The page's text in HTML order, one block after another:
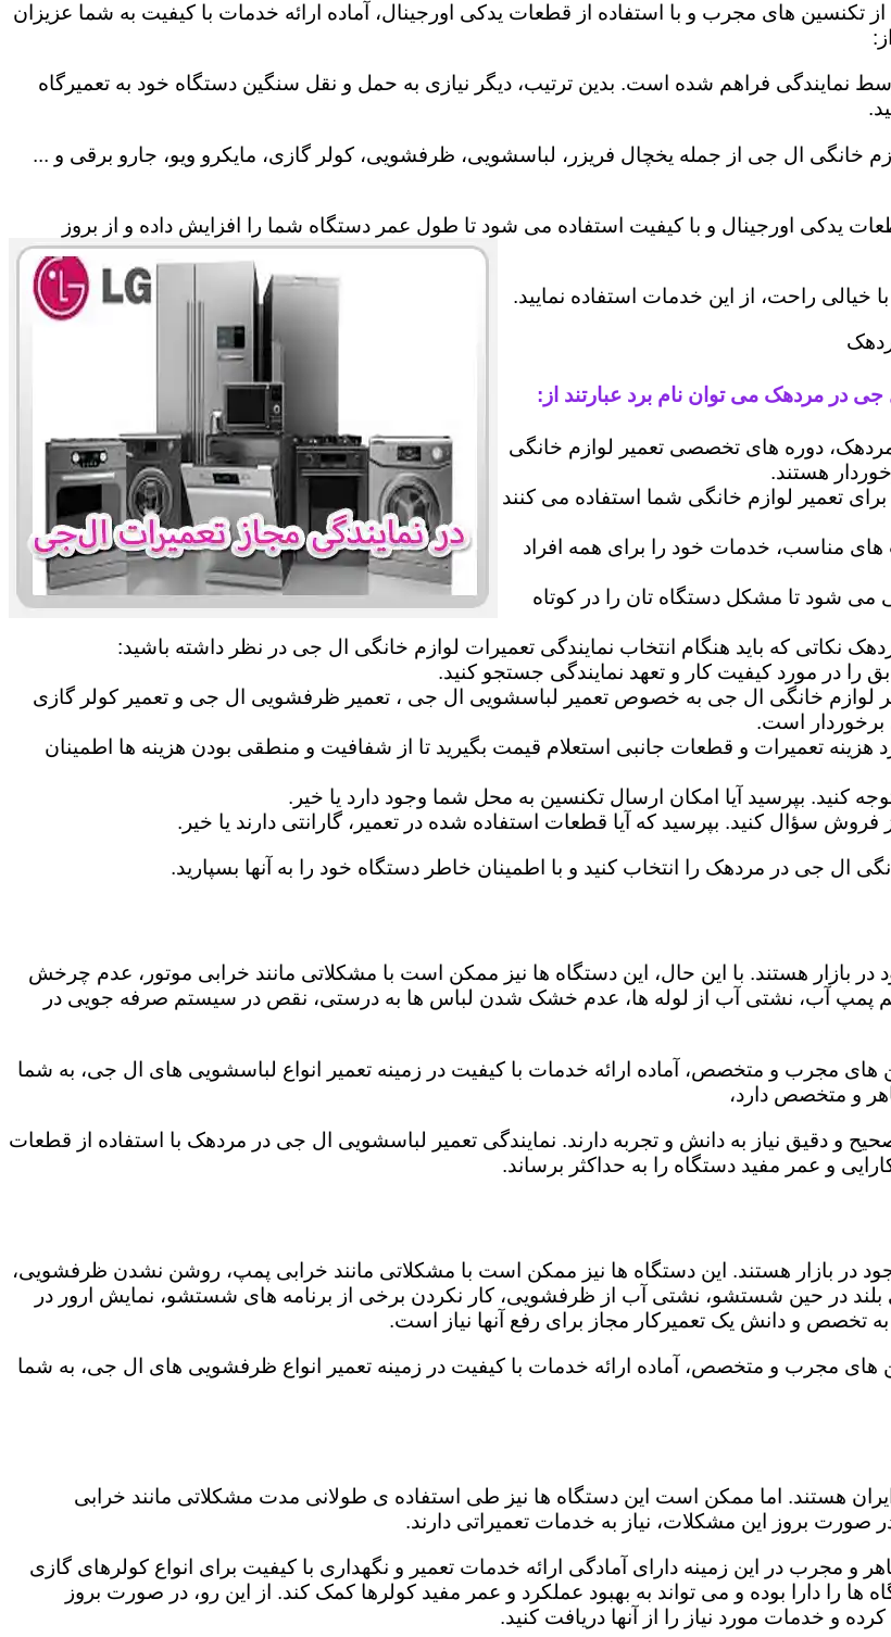
تکنسین های مجرب و با استفاده از قطعات یدکی اورجینال، آماده ارائه خدمات با کیفیت به شما عزیزان
نمایندگی فراهم شده است. بدین ترتیب، دیگر نیازی به حمل و نقل سنگین دستگاه خود به تعمیرگاه
خانگی ال جی از جمله یخچال فریزر، لباسشویی، ظرفشویی، کولر گازی، مایکرو ویو، جارو برقی و ...
یدکی اورجینال و با کیفیت استفاده می شود تا طول عمر دستگاه شما را افزایش داده و از بروز
راحت، از این خدمات استفاده نمایید.
در مردهک می توان نام برد عبارتند از:
دوره های تخصصی تعمیر لوازم خانگی
هستند.
برای تعمیر لوازم خانگی شما استفاده می کنند
های مناسب، خدمات خود را برای همه افراد
شود تا مشکل دستگاه تان را در کوتاه
نکاتی که باید هنگام انتخاب نمایندگی تعمیرات لوازم خانگی ال جی در نظر داشته باشید:
را در مورد کیفیت کار و تعهد نمایندگی جستجو کنید.
لوازم خانگی ال جی به خصوص تعمیر لباسشویی ال جی ، تعمیر ظرفشویی ال جی و تعمیر کولر گازی
است.
هزینه تعمیرات و قطعات جانبی استعلام قیمت بگیرید تا از شفافیت و منطقی بودن هزینه ها اطمینان
بپرسید آیا امکان ارسال تکنسین به محل شما وجود دارد یا خیر.
سؤال کنید. بپرسید که آیا قطعات استفاده شده در تعمیر، گارانتی دارند یا خیر.
ال جی در مردهک را انتخاب کنید و با اطمینان خاطر دستگاه خود را به آنها بسپارید.
بازار هستند. با این حال، این دستگاه ها نیز ممکن است با مشکلاتی مانند خرابی موتور، عدم چرخش
پمپ آب، نشتی آب از لوله ها، عدم خشک شدن لباس ها به درستی، نقص در سیستم صرفه جویی در
مجرب و متخصص، آماده ارائه خدمات با کیفیت در زمینه تعمیر انواع لباسشویی های ال جی، به شما
و متخصص دارد،
و دقیق نیاز به دانش و تجربه دارند. نمایندگی تعمیر لباسشویی ال جی در مردهک با استفاده از قطعات
و عمر مفید دستگاه را به حداکثر برساند.
بازار هستند. این دستگاه ها نیز ممکن است با مشکلاتی مانند خرابی پمپ، روشن نشدن ظرفشویی،
در حین شستشو، نشتی آب از ظرفشویی، کار نکردن برخی از برنامه های شستشو، نمایش ارور در
و دانش یک تعمیرکار مجاز برای رفع آنها نیاز است.
مجرب و متخصص، آماده ارائه خدمات با کیفیت در زمینه تعمیر انواع ظرفشویی های ال جی، به شما
هستند. اما ممکن است این دستگاه ها نیز طی استفاده ی طولانی مدت مشکلاتی مانند خرابی
بروز این مشکلات، نیاز به خدمات تعمیراتی دارند.
مجرب در این زمینه دارای آمادگی ارائه خدمات تعمیر و نگهداری با کیفیت برای انواع کولرهای گازی
را دارا بوده و می تواند به بهبود عملکرد و عمر مفید کولرها کمک کند. از این رو، در صورت بروز
و خدمات مورد نیاز را از آنها دریافت کنید.